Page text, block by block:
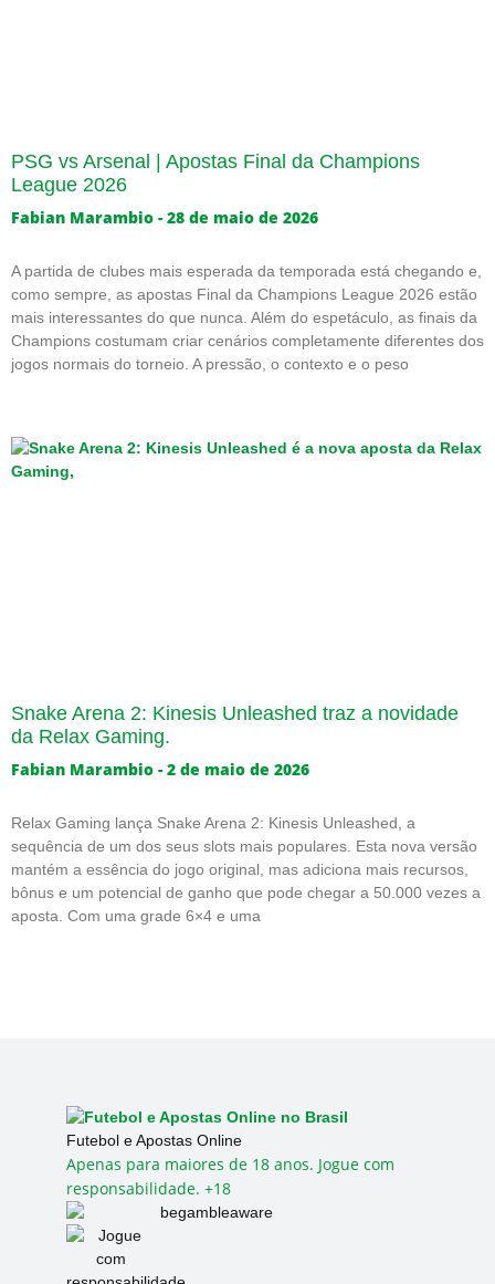
PSG vs Arsenal | Apostas Final da Champions
League 2026
Fabian Marambio 28 de maio de 2026
A partida de clubes mais esperada da temporada está chegando e,
como sempre, as apostas Final da Champions League 2026 estão
mais interessantes do que nunca. Além do espetáculo, as finais da
Champions costumam criar cenários completamente diferentes dos
jogos normais do torneio. A pressão, o contexto e o peso
Snake Arena 2: Kinesis Unleashed traz a novidade
da Relax Gaming.
Fabian Marambio 2 de maio de 2026
Relax Gaming lança Snake Arena 2: Kinesis Unleashed, a
sequência de um dos seus slots mais populares. Esta nova versão
mantém a essência do jogo original, mas adiciona mais recursos,
bônus e um potencial de ganho que pode chegar a 50.000 vezes a
aposta. Com uma grade 6×4 e uma
Futebol e Apostas Online
Apenas para maiores de 18 anos. Jogue com
responsabilidade. +18